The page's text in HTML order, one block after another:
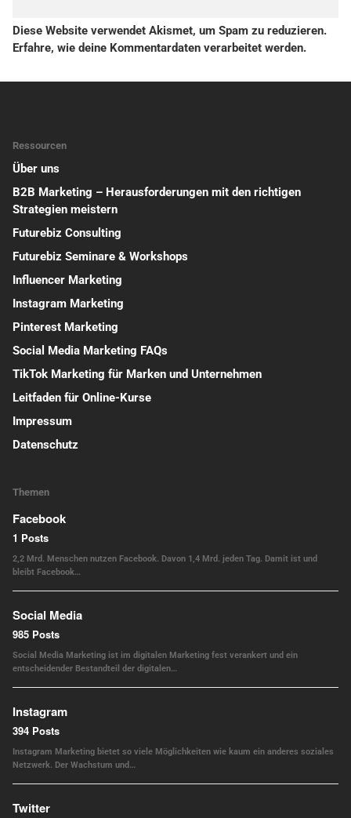
Diese Website verwendet Akismet, um Spam zu reduzieren.
Erfahre, wie deine Kommentardaten verarbeitet werden.
Ressourcen
Über uns
B2B Marketing – Herausforderungen mit den richtigen
Strategien meistern
Futurebiz Consulting
Futurebiz Seminare & Workshops
Influencer Marketing
Instagram Marketing
Pinterest Marketing
Social Media Marketing FAQs
TikTok Marketing für Marken und Unternehmen
Leitfaden für Online-Kurse
Impressum
Datenschutz
Themen
Facebook
1 Posts
2,2 Mrd. Menschen nutzen Facebook. Davon 1,4 Mrd. jeden Tag. Damit ist und
bleibt Facebook…
Social Media
985 Posts
Social Media Marketing ist im digitalen Marketing fest verankert und ein
entscheidender Bestandteil der digitalen…
Instagram
394 Posts
Instagram Marketing bietet so viele Möglichkeiten wie kaum ein anderes soziales
Netzwerk. Der Wachstum und…
Twitter